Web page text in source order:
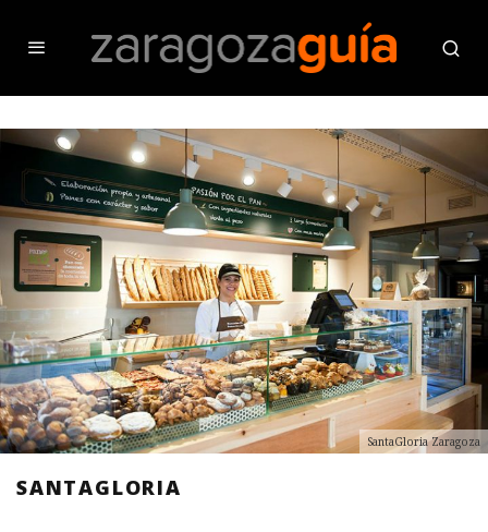
SantaGloria Zaragoza
SANTAGLORIA